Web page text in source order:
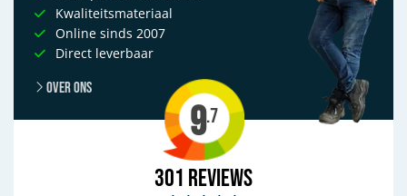
Kwaliteitsmateriaal
Online sinds 2007
Direct leverbaar
Over ons
9.7
301 Reviews